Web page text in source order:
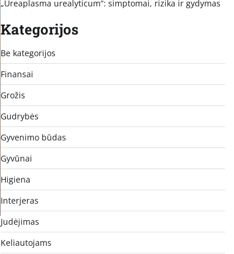
„Ureaplasma urealyticum“: simptomai, rizika ir gydymas
Kategorijos
Be kategorijos
Finansai
Grožis
Gudrybės
Gyvenimo būdas
Gyvūnai
Higiena
Interjeras
Judėjimas
Keliautojams